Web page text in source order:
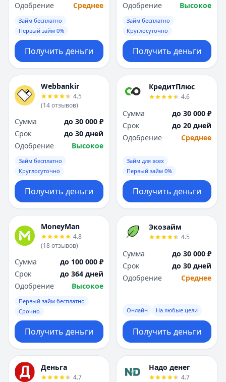
Одобрение
Среднее
Займ бесплатно
Первый займ 0%
Получить деньги
Одобрение
Высокое
Займ бесплатно
Круглосуточно
Получить деньги
Webbankir
4.5
(14отзывов)
Сумма
до 30 000 ₽
Срок
до 30 дней
Одобрение
Высокое
Займ бесплатно
Круглосуточно
Получить деньги
КредитПлюс
4.6
Сумма
до 30 000 ₽
Срок
до 20 дней
Одобрение
Среднее
Займ для всех
Первый займ 0%
Получить деньги
MoneyMan
4.8
(18отзывов)
Сумма
до 100 000 ₽
Срок
до 364 дней
Одобрение
Высокое
Первый займ бесплатно
Срочно
Получить деньги
Экозайм
4.5
Сумма
до 30 000 ₽
Срок
до 30 дней
Одобрение
Среднее
Онлайн На любые цели
Получить деньги
Деньга
4.7
Надо денег
4.7